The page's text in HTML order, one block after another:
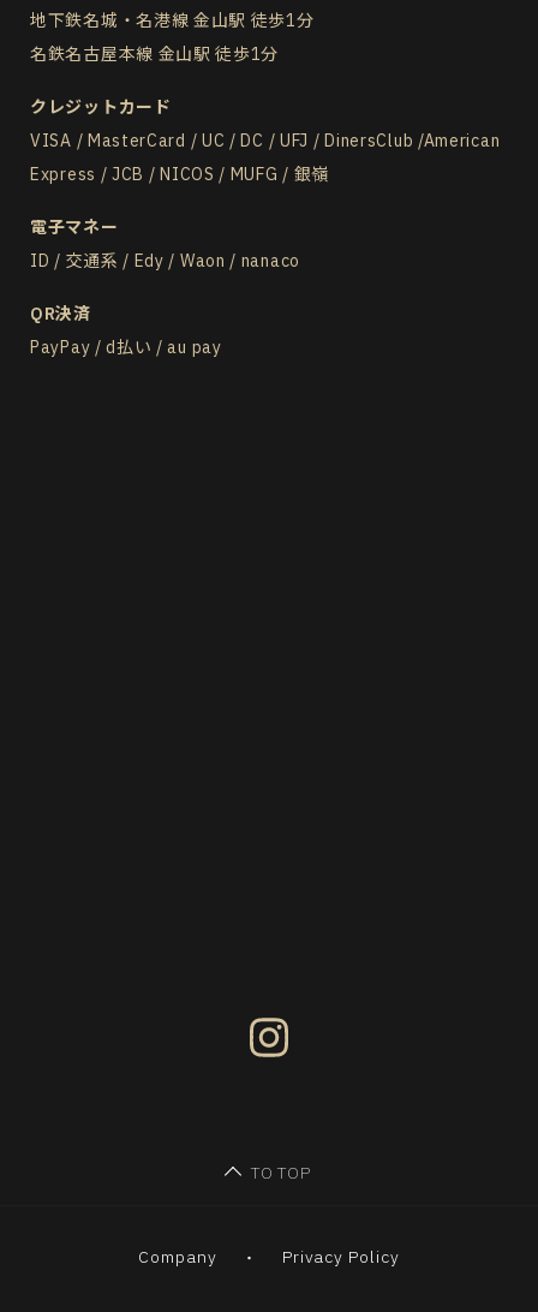
地下鉄名城・名港線 金山駅 徒歩1分
名鉄名古屋本線 金山駅 徒歩1分
クレジットカード
VISA / MasterCard / UC / DC / UFJ / DinersClub /American
Express / JCB / NICOS / MUFG / 銀嶺
電子マネー
ID / 交通系 / Edy / Waon / nanaco
QR決済
PayPay / d払い / au pay
TO TOP
Company Privacy Policy